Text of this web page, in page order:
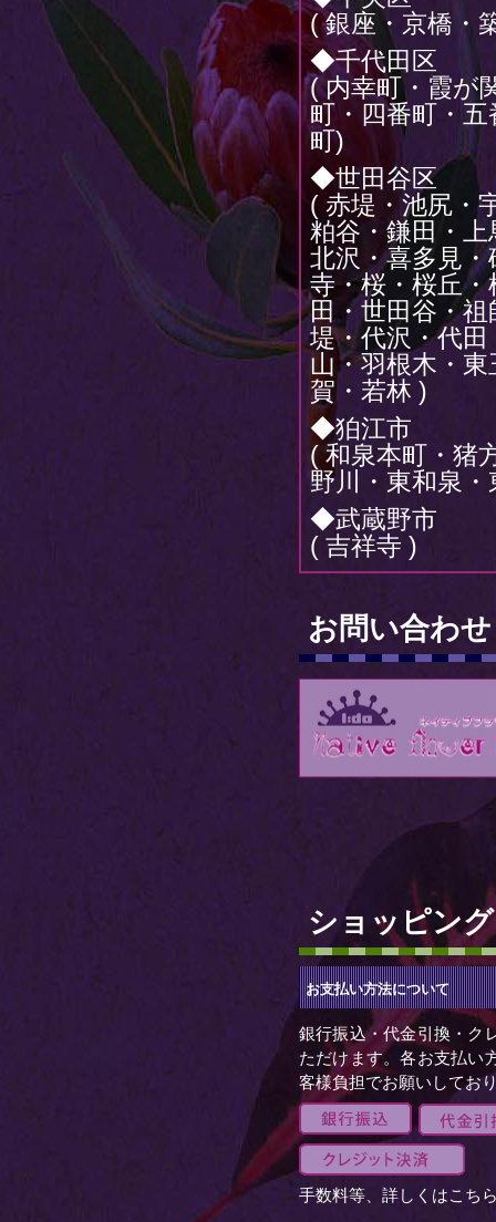
( 銀座・京橋・
◆千代田区
( 内幸町・霞が
町・四番町・
町)
◆世田谷区
( 赤堤・池尻・
粕谷・鎌田・
北沢・喜多見
寺・桜・桜丘
田・世田谷・
堤・代沢・代
山・羽根木・
賀・若林 )
◆狛江市
( 和泉本町・猪
野川・東和泉
◆武蔵野市
( 吉祥寺 )
お問い合わせ
ショッピン
お支払い方法について
銀行振込・代金引換・ク
ただけます。各お支払い
客様負担でお願いしてお
手数料等、詳しくはこち